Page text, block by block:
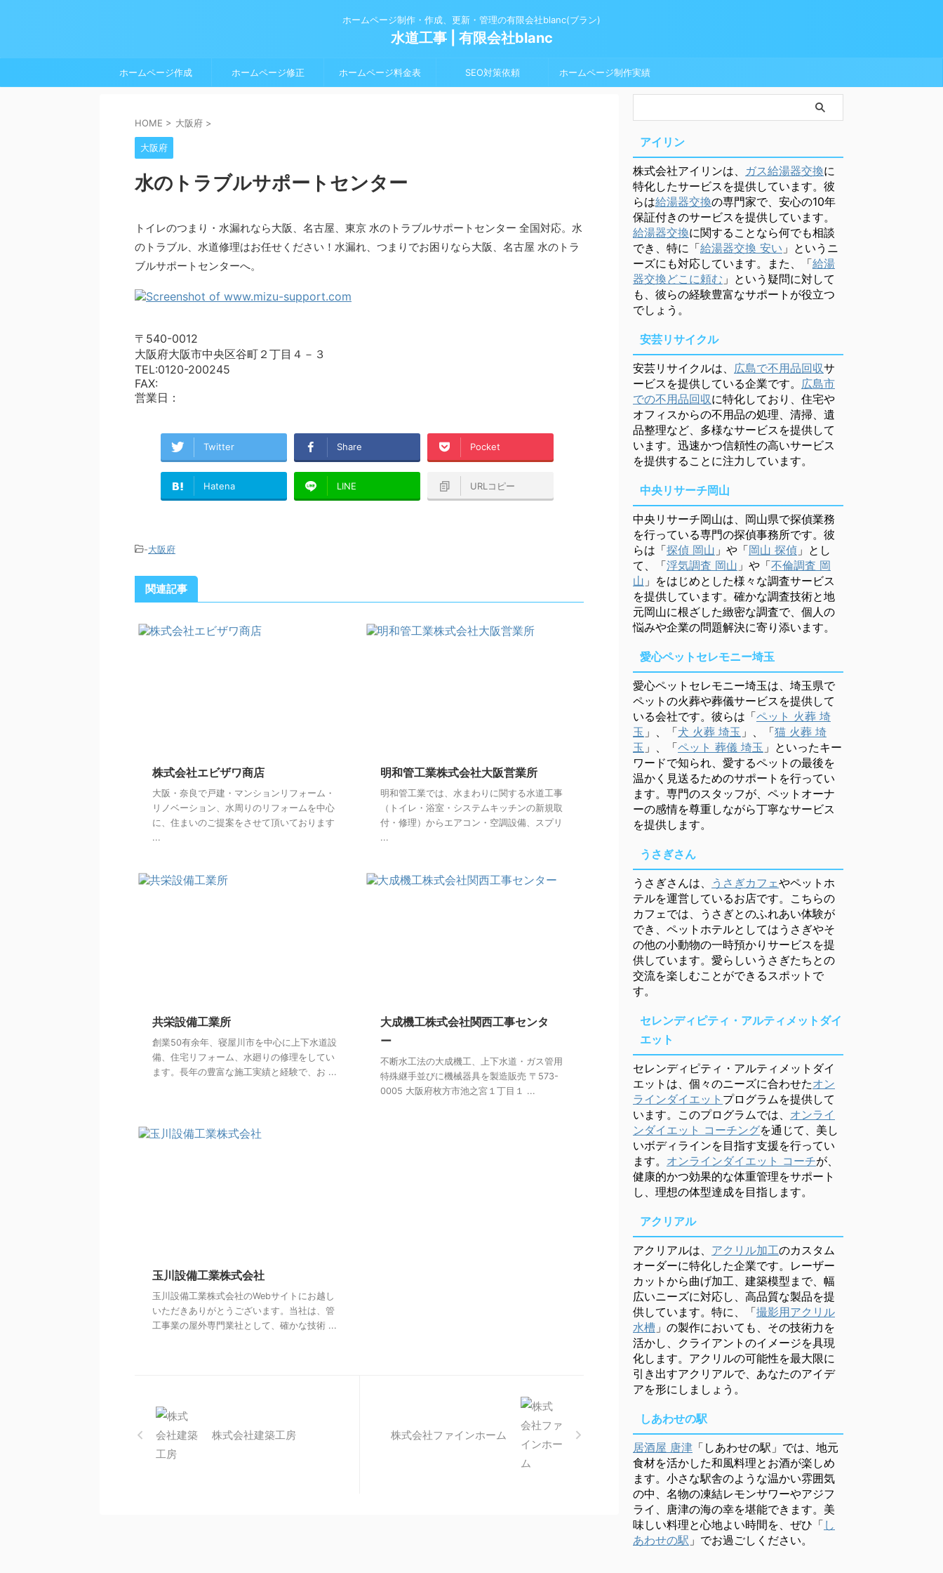
ホームページ制作・作成、更新・管理の有限会社blanc(ブラン)
水道工事 | 有限会社blanc
ホームページ作成 ホームページ修正 ホームページ料金表 SEO対策依頼 ホームページ制作実績
HOME > 大阪府 >
大阪府
水のトラブルサポートセンター
トイレのつまり・水漏れなら大阪、名古屋、東京 水のトラブルサポートセンター 全国対応。水
のトラブル、水道修理はお任せください！水漏れ、つまりでお困りなら大阪、名古屋 水のトラ
ブルサポートセンターへ。
〒540-0012
大阪府大阪市中央区谷町２丁目４－３
TEL:0120-200245
FAX:
営業日：
Twitter Share Pocket
Hatena LINE URLコピー
-大阪府
関連記事
株式会社エビザワ商店
大阪・奈良で戸建・マンションリフォーム・
リノベーション、水周りのリフォームを中心
に、住まいのご提案をさせて頂いております
...
明和管工業株式会社大阪営業所
明和管工業では、水まわりに関する水道工事
（トイレ・浴室・システムキッチンの新規取
付・修理）からエアコン・空調設備、スプリ
...
共栄設備工業所
創業50有余年、寝屋川市を中心に上下水道設
備、住宅リフォーム、水廻りの修理をしてい
ます。長年の豊富な施工実績と経験で、お ...
大成機工株式会社関西工事センタ
ー
不断水工法の大成機工、上下水道・ガス管用
特殊継手並びに機械器具を製造販売 〒573-
0005 大阪府枚方市池之宮１丁目１ ...
玉川設備工業株式会社
玉川設備工業株式会社のWebサイトにお越し
いただきありがとうございます。当社は、管
工事業の屋外専門業社として、確かな技術 ...
株式会社建築工房 株式会社ファインホーム
アイリン
株式会社アイリンは、 ガス給湯器交換に
特化したサービスを提供しています。彼
らは給湯器交換の専門家で、安心の10年
保証付きのサービスを提供しています。
給湯器交換に関することなら何でも相談
でき、特に「給湯器交換 安い 」というニ
ーズにも対応しています。また、「給湯
器交換どこに頼む 」という疑問に対して
も、彼らの経験豊富なサポートが役立つ
でしょう。
安芸リサイクル
安芸リサイクルは、 広島で不用品回収サ
ービスを提供している企業です。 広島市
での不用品回収に特化しており、住宅や
オフィスからの不用品の処理、清掃、遺
品整理など、多様なサービスを提供して
います。迅速かつ信頼性の高いサービス
を提供することに注力しています。
中央リサーチ岡山
中央リサーチ岡山は、岡山県で探偵業務
を行っている専門の探偵事務所です。彼
らは「探偵 岡山 」や「岡山 探偵 」とし
て、「浮気調査 岡山 」や「不倫調査 岡
山 」をはじめとした様々な調査サービス
を提供しています。確かな調査技術と地
元岡山に根ざした緻密な調査で、個人の
悩みや企業の問題解決に寄り添います。
愛心ペットセレモニー埼玉
愛心ペットセレモニー埼玉は、埼玉県で
ペットの火葬や葬儀サービスを提供して
いる会社です。彼らは「ペット 火葬 埼
玉 」、「犬 火葬 埼玉 」、「猫 火葬 埼
玉 」、「ペット 葬儀 埼玉 」といったキー
ワードで知られ、愛するペットの最後を
温かく見送るためのサポートを行ってい
ます。専門のスタッフが、ペットオーナ
ーの感情を尊重しながら丁寧なサービス
を提供します。
うさぎさん
うさぎさんは、 うさぎカフェやペットホ
テルを運営しているお店です。こちらの
カフェでは、うさぎとのふれあい体験が
でき、ペットホテルとしてはうさぎやそ
の他の小動物の一時預かりサービスを提
供しています。愛らしいうさぎたちとの
交流を楽しむことができるスポットで
す。
セレンディピティ・アルティメットダイ
エット
セレンディピティ・アルティメットダイ
エットは、個々のニーズに合わせたオン
ラインダイエット プログラムを提供して
います。このプログラムでは、 オンライ
ンダイエット コーチングを通じて、美し
いボディラインを目指す支援を行ってい
ます。 オンラインダイエット コーチが、
健康的かつ効果的な体重管理をサポート
し、理想の体型達成を目指します。
アクリアル
アクリアルは、 アクリル加工のカスタム
オーダーに特化した企業です。レーザー
カットから曲げ加工、建築模型まで、幅
広いニーズに対応し、高品質な製品を提
供しています。特に、「撮影用アクリル
水槽 」の製作においても、その技術力を
活かし、クライアントのイメージを具現
化します。アクリルの可能性を最大限に
引き出すアクリアルで、あなたのアイデ
アを形にしましょう。
しあわせの駅
居酒屋 唐津 「しあわせの駅」では、地元
食材を活かした和風料理とお酒が楽しめ
ます。小さな駅舎のような温かい雰囲気
の中、名物の凍結レモンサワーやアジフ
ライ、唐津の海の幸を堪能できます。美
味しい料理と心地よい時間を、ぜひ「 し
あわせの駅 」でお過ごしください。